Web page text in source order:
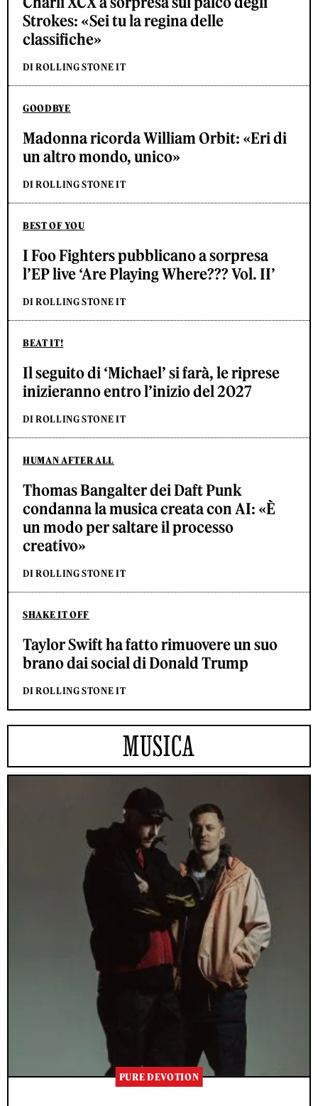
Strokes: «Sei tu la regina delle
classifiche»
DI ROLLING STONE IT
GOODBYE
Madonna ricorda William Orbit: «Eri di
un altro mondo, unico»
DI ROLLING STONE IT
BEST OF YOU
I Foo Fighters pubblicano a sorpresa
l’EP live ‘Are Playing Where??? Vol. II’
DI ROLLING STONE IT
BEAT IT!
Il seguito di ‘Michael’ si farà, le riprese
inizieranno entro l’inizio del 2027
DI ROLLING STONE IT
HUMAN AFTER ALL
Thomas Bangalter dei Daft Punk
condanna la musica creata con AI: «È
un modo per saltare il processo
creativo»
DI ROLLING STONE IT
SHAKE IT OFF
Taylor Swift ha fatto rimuovere un suo
brano dai social di Donald Trump
DI ROLLING STONE IT
MUSICA
PURE DEVOTION